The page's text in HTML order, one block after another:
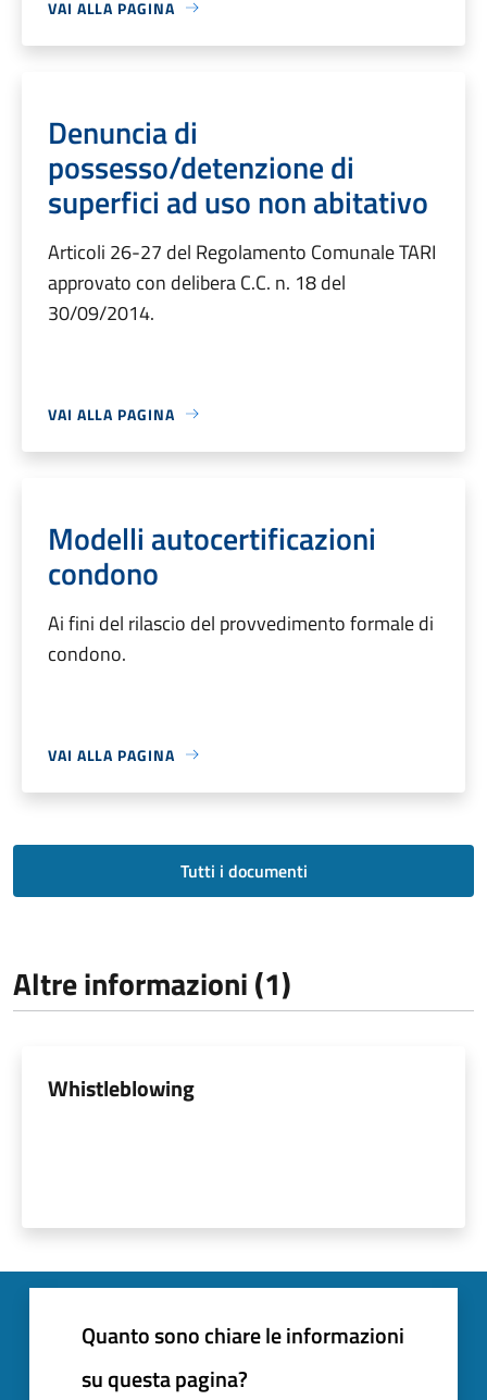
VAI ALLA PAGINA
Denuncia di
possesso/detenzione di
superfici ad uso non abitativo
Articoli 26-27 del Regolamento Comunale TARI
approvato con delibera C.C. n. 18 del
30/09/2014.
VAI ALLA PAGINA
Modelli autocertificazioni
condono
Ai fini del rilascio del provvedimento formale di
condono.
VAI ALLA PAGINA
Tutti i documenti
Altre informazioni (1)
Whistleblowing
Quanto sono chiare le informazioni
su questa pagina?